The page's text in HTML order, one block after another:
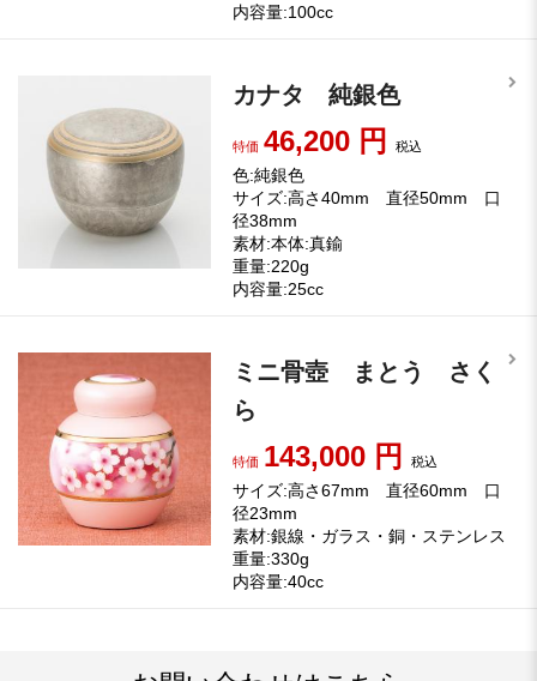
内容量:100cc
カナタ 純銀色
特価 46,200 円税込
色:純銀色
サイズ:高さ40mm 直径50mm 口
径38mm
素材:本体:真鍮
重量:220g
内容量:25cc
ミニ骨壺 まとう さく
ら
特価 143,000 円税込
サイズ:高さ67mm 直径60mm 口
径23mm
素材:銀線・ガラス・銅・ステンレス
重量:330g
内容量:40cc